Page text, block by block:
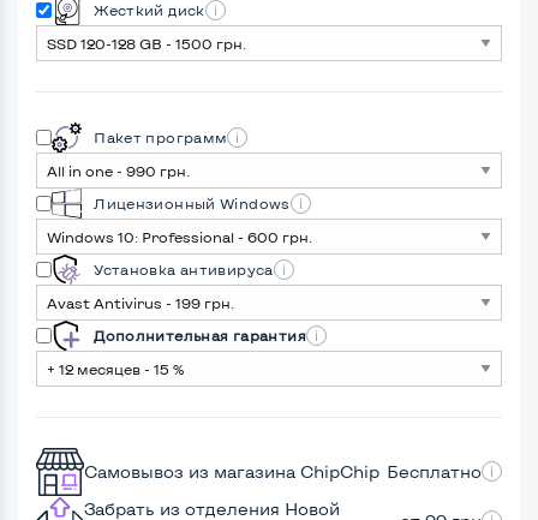
Жесткий диск
Пакет программ
Лицензионный Windows
Установка антивируса
Дополнительная гарантия
Самовывоз из магазина ChipChip Бесплатно
Забрать из отделения Новой